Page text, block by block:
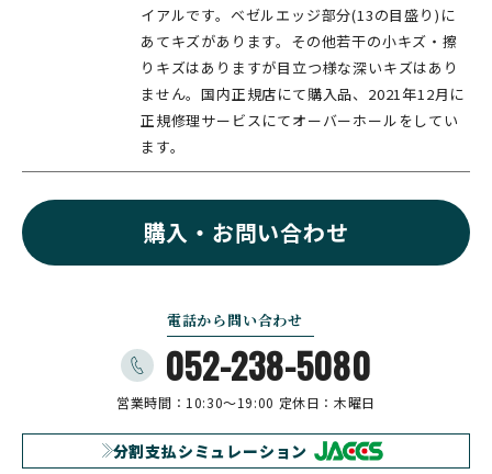
イアルです。ベゼルエッジ部分(13の目盛り)に
あてキズがあります。その他若干の小キズ・擦
りキズはありますが目立つ様な深いキズはあり
ません。国内正規店にて購入品、2021年12月に
正規修理サービスにてオーバーホールをしてい
ます。
購入・お問い合わせ
電話から問い合わせ
052-238-5080
営業時間：10:30〜19:00 定休日：木曜日
分割支払シミュレーション